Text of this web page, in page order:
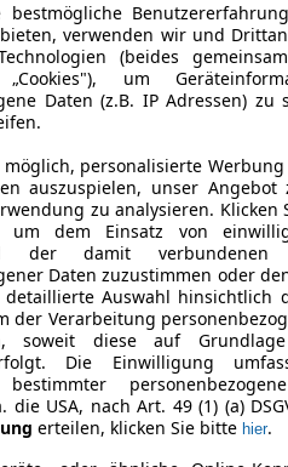
verwenden wir und
(beides
„Cookies"), um
Daten (z.B. IP Adressen) zu
personalisierte
auszuspielen, unser Angebot
zu analysieren. Klicken
um dem Einsatz von
der damit verbundenen
Daten zuzustimmen oder
Auswahl hinsichtlich
der Verarbeitung
soweit diese auf
Die Einwilligung
bestimmter
die USA, nach Art. 49 (1) (a)
erteilen, klicken Sie bitte hier.